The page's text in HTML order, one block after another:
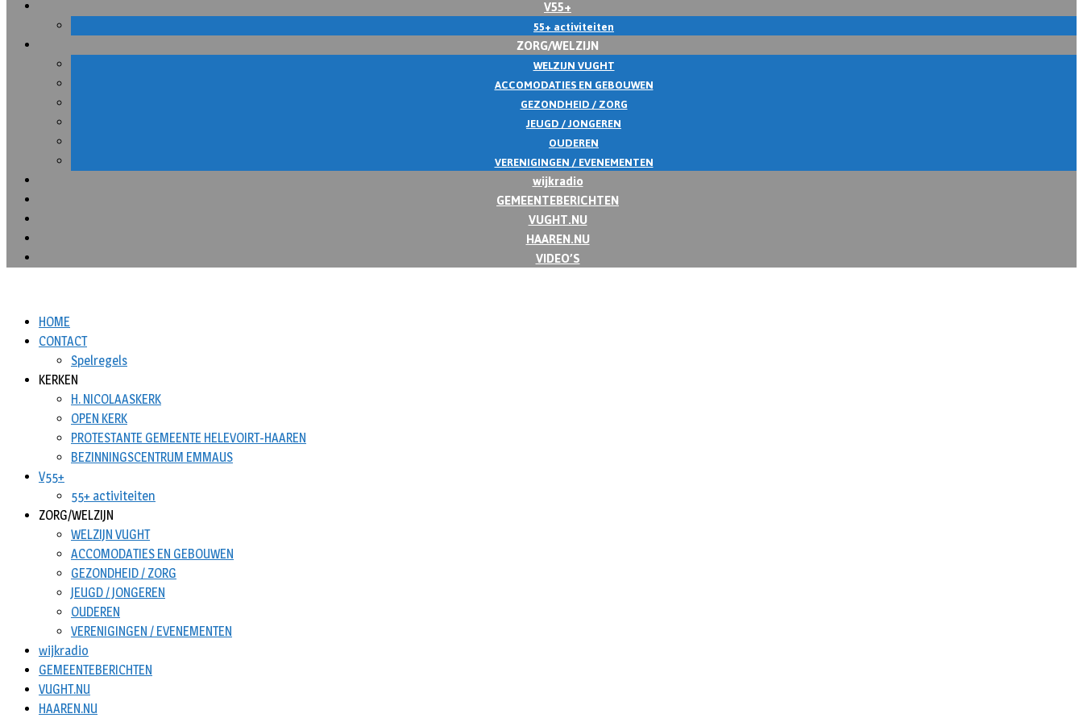
V55+
55+ activiteiten
ZORG/WELZIJN
WELZIJN VUGHT
ACCOMODATIES EN GEBOUWEN
GEZONDHEID / ZORG
JEUGD / JONGEREN
OUDEREN
VERENIGINGEN / EVENEMENTEN
wijkradio
GEMEENTEBERICHTEN
VUGHT.NU
HAAREN.NU
VIDEO’S
HOME
CONTACT
Spelregels
KERKEN
H. NICOLAASKERK
OPEN KERK
PROTESTANTE GEMEENTE HELEVOIRT-HAAREN
BEZINNINGSCENTRUM EMMAUS
V55+
55+ activiteiten
ZORG/WELZIJN
WELZIJN VUGHT
ACCOMODATIES EN GEBOUWEN
GEZONDHEID / ZORG
JEUGD / JONGEREN
OUDEREN
VERENIGINGEN / EVENEMENTEN
wijkradio
GEMEENTEBERICHTEN
VUGHT.NU
HAAREN.NU